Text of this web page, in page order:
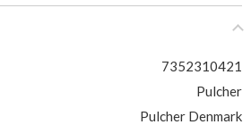
7352310421
Pulcher
Pulcher Denmark